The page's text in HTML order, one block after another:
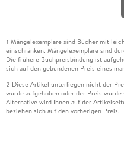
1 Mängelexemplare sind Bücher mit
einschränken. Mängelexemplare sind
Die frühere Buchpreisbindung ist
sich auf den gebundenen Preis eines
2 Diese Artikel unterliegen nicht der
wurde aufgehoben oder der Preis
Alternative wird Ihnen auf der
beziehen sich auf den vorherigen Preis.